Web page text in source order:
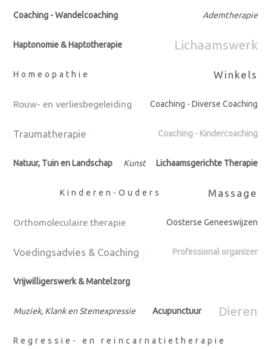
Coaching - Wandelcoaching Ademtherapie
Haptonomie & Haptotherapie Lichaamswerk
Homeopathie Winkels
Rouw- en verliesbegeleiding Coaching - Diverse Coaching
Traumatherapie Coaching - Kindercoaching
Natuur, Tuin en Landschap Kunst Lichaamsgerichte Therapie
Kinderen-Ouders Massage
Orthomoleculaire therapie Oosterse Geneeswijzen
Voedingsadvies & Coaching Professional organizer
Vrijwilligerswerk & Mantelzorg
Muziek, Klank en Stemexpressie Acupunctuur Dieren
Regressie- en reïncarnatietherapie